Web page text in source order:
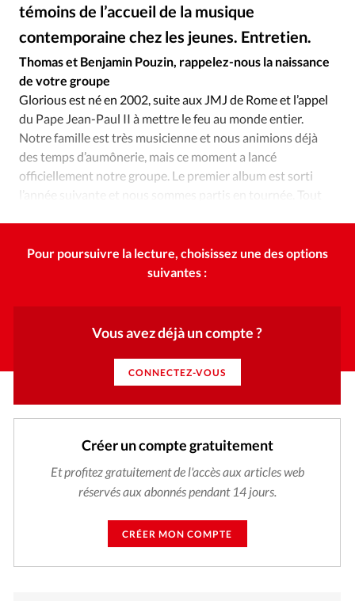
Édition: Internationale
Devise:
RUBRIQUES
Tous les articles
Actualité chrétienne
Actualité internationale
Chronique
Culture
Dossier
Eglises Foi Génération réveil
Monde
Opinions
Publireportage
Relations Aujourd'hui
Tour du monde des Eglises
Trait d'Ixène
témoins de l’accueil de la musique
contemporaine chez les jeunes. Entretien.
©
Thomas et Benjamin Pouzin, rappelez-nous la naissance
de votre groupe
Glorious est né en 2002, suite aux JMJ de Rome et l’appel
du Pape Jean-Paul II à mettre le feu au monde entier.
Notre famille est très musicienne et nous animions déjà
des temps d’aumônerie, mais ce moment a lancé
officiellement notre groupe. Le premier album est sorti
l’année suivante et nous sommes partis en tournée. Tout
Pour poursuivre la lecture, choisissez une des options
suivantes :
Vous avez déjà un compte ?
CONNECTEZ-VOUS
Créer un compte gratuitement
Et profitez gratuitement de l'accès aux articles web
réservés aux abonnés pendant 14 jours.
CRÉER MON COMPTE